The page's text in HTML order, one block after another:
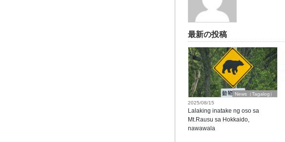
最新の投稿
News（Tagalog）
2025/08/15
Lalaking inatake ng oso sa
Mt.Rausu sa Hokkaido,
nawawala